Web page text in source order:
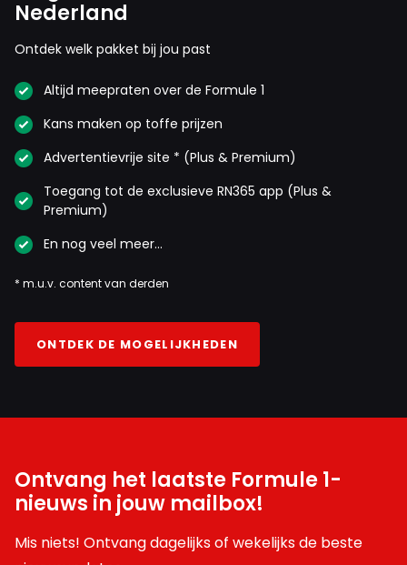
Nederland
Ontdek welk pakket bij jou past
Altijd meepraten over de Formule 1
Kans maken op toffe prijzen
Advertentievrije site * (Plus & Premium)
Toegang tot de exclusieve RN365 app (Plus &
Premium)
En nog veel meer…
* m.u.v. content van derden
ONTDEK DE MOGELIJKHEDEN
Ontvang het laatste Formule 1-
nieuws in jouw mailbox!
Mis niets! Ontvang dagelijks of wekelijks de beste